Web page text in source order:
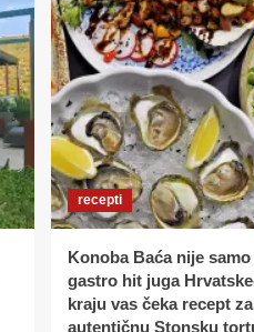
recepti
Konoba Baća nije samo
gastro hit juga
kraju vas čeka recept za
autentičnu Stonsku